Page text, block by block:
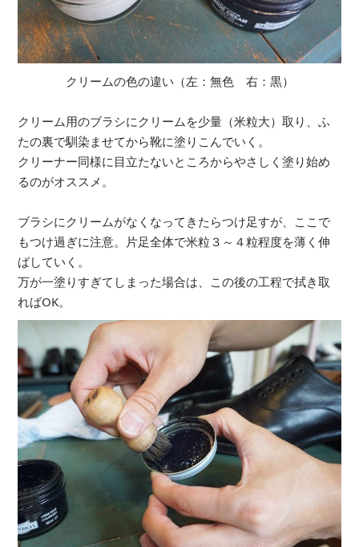
クリームの色の違い（左：無色 右：黒）
クリーム用のブラシにクリームを少量（米粒大）取り、ふ
たの裏で馴染ませてから靴に塗りこんでいく。
クリーナー同様に目立たないところからやさしく塗り始め
るのがオススメ。
ブラシにクリームがなくなってきたらつけ足すが、ここで
もつけ過ぎに注意。片足全体で米粒３～４粒程度を薄く伸
ばしていく。
万が一塗りすぎてしまった場合は、この後の工程で拭き取
ればOK。